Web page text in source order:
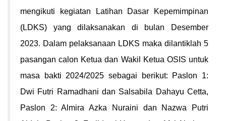
mengikuti kegiatan Latihan Dasar Kepemimpinan
(LDKS) yang dilaksanakan di bulan Desember
2023. Dalam pelaksanaan LDKS maka dilantiklah 5
pasangan calon Ketua dan Wakil Ketua OSIS untuk
masa bakti 2024/2025 sebagai berikut: Paslon 1:
Dwi Futri Ramadhani dan Salsabila Dahayu Cetta,
Paslon 2: Almira Azka Nuraini dan Nazwa Putri